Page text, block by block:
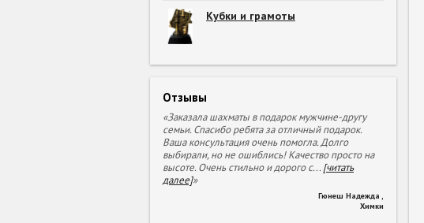
Кубки и грамоты
Отзывы
«Заказала шахматы в подарок мужчине-другу
семьи. Спасибо ребята за отличный подарок.
Ваша консультация очень помогла. Долго
выбирали, но не ошиблись! Качество просто на
высоте. Очень стильно и дорого с...[читать
далее]»
Гюнеш Надежда
Химки